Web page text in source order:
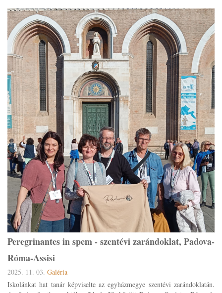
Peregrinantes in spem - szentévi zarándoklat, Padova-
Róma-Assisi
2025. 11. 03. Galéria
Iskolánkat hat tanár képviselte az egyházmegye szentévi zarándoklatán.